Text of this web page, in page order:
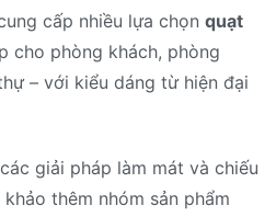
cấp nhiều lựa chọn quạt
cho phòng khách, phòng
– với kiểu dáng từ hiện đại
giải pháp làm mát và chiếu
thêm nhóm sản phẩm